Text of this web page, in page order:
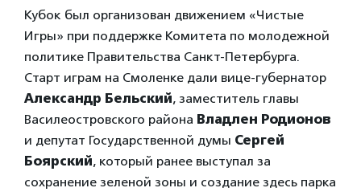
Кубок был организован движением «Чистые
Игры» при поддержке Комитета по молодежной
политике Правительства Санкт-Петербурга.
Старт играм на Смоленке дали вице-губернатор
Александр Бельский, заместитель главы
Василеостровского района Владлен Родионов
и депутат Государственной думы Сергей
Боярский, который ранее выступал за
сохранение зеленой зоны и создание здесь парка